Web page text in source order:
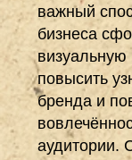
важный
бизнеса
визуальную
повысить
бренда и
аудитории.